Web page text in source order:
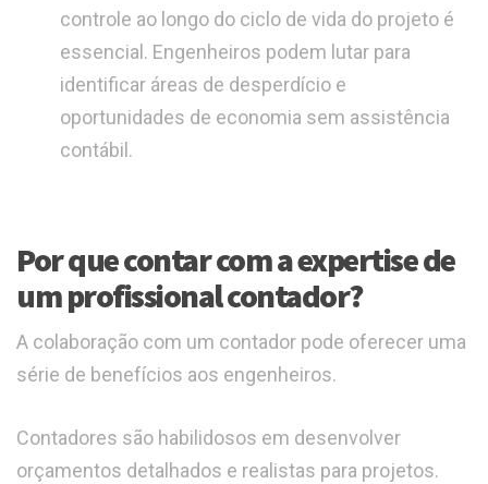
controle ao longo do ciclo de vida do projeto é
essencial. Engenheiros podem lutar para
identificar áreas de desperdício e
oportunidades de economia sem assistência
contábil.
Por que contar com a expertise de
um profissional contador?
A colaboração com um contador pode oferecer uma
série de benefícios aos engenheiros.
Contadores são habilidosos em desenvolver
orçamentos detalhados e realistas para projetos.